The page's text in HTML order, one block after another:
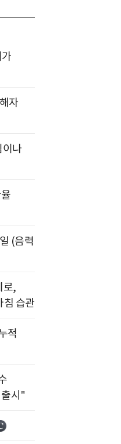
자
나
(음력
로,
침 습관
적
시"